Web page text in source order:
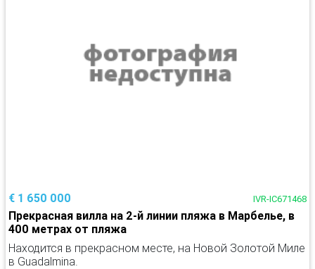
€ 1 650 000 IVR-IC671468
Прекрасная вилла на 2-й линии пляжа в Марбелье, в
400 метрах от пляжа
Находится в прекрасном месте, на Новой Золотой Миле
в Guadalmina.